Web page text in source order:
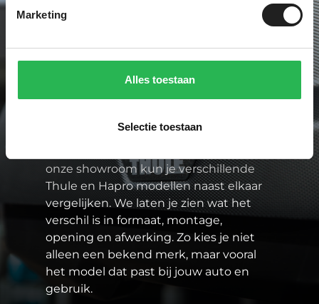
Marketing
Alles toestaan
Selectie toestaan
en Hapro
Paddock One is specialist in sterke
merken waarbij pasvorm, veiligheid en
gebruiksgemak goed op elkaar
je waardevolle spullen op het dak
onze showroom kun je verschillende
Thule en Hapro modellen naast elkaar
vergelijken. We laten je zien wat het
verschil is in formaat, montage,
opening en afwerking. Zo kies je niet
alleen een bekend merk, maar vooral
het model dat past bij jouw auto en
gebruik.